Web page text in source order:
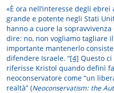
«È ora nell’interesse degli
grande e potente negli Stati
hanno a cuore la
dire: no, non vogliamo tagliare
importante mantenerlo
difendere Israele. “[4] Questo
riferisse Kristol quando definì
neoconservatore come “un
realtà” (Neoconservatism: the